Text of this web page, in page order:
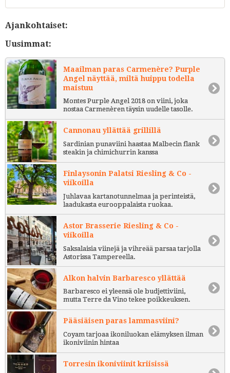
Ajankohtaiset:
Uusimmat:
Maailman paras Carmenère? Purple
Angel näyttää, miltä huippu todella
maistuu
Montes Purple Angel 2018 on viini, joka
nostaa Carmenèren täysin uudelle tasolle.
Cannonau yllättää grillillä
Sardinian punaviini haastaa Malbecin flank
steakin ja chimichurrin kanssa
Finlaysonin Palatsi Riesling & Co -
viikoilla
Juhlavaa kartanotunnelmaa ja perinteistä,
laadukasta eurooppalaista ruokaa.
Astor Brasserie Riesling & Co -
viikoilla
Saksalaisia viinejä ja vihreää parsaa tarjolla
Astorissa Tampereella.
Alkon halvin Barbaresco yllättää
Barbaresco ei yleensä ole budjettiviini,
mutta Terre da Vino tekee poikkeuksen.
Pääsiäisen paras lammasviini?
Coyam tarjoaa ikoniluokan elämyksen ilman
ikoniviinin hintaa
Torresin ikoniviinit kriisissä